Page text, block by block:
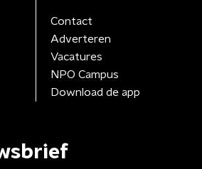
Contact
Adverteren
Vacatures
NPO Campus
Download de app